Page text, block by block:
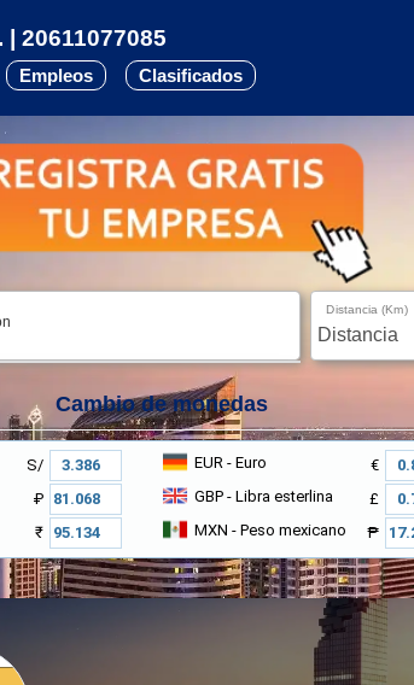
| 20611077085
Empleos Clasificados
Distancia (Km)
Cambio de monedas
S/ EUR - Euro €
₽ GBP - Libra esterlina £
₹ MXN - Peso mexicano ₱